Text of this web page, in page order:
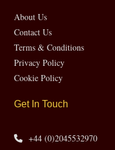
About Us
Contact Us
Terms & Conditions
Privacy Policy
Cookie Policy
Get In Touch
+44 (0)2045532970